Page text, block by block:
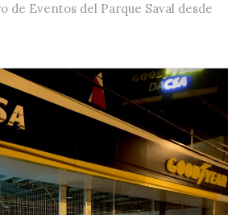
de Eventos del Parque Saval desde